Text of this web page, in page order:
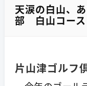
天涙の白山、
部 白山コース
片山津ゴルフ